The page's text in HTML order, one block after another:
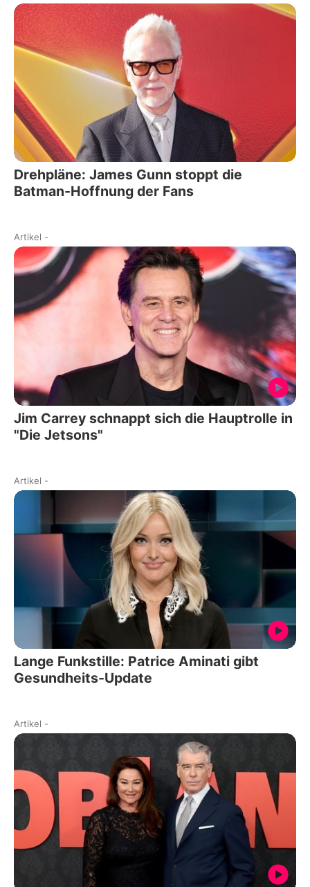
Drehpläne: James Gunn stoppt die
Batman-Hoffnung der Fans
Artikel -
Jim Carrey schnappt sich die Hauptrolle in
"Die Jetsons"
Artikel -
Lange Funkstille: Patrice Aminati gibt
Gesundheits-Update
Artikel -